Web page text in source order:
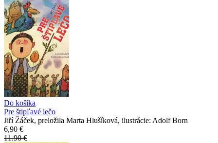
Do košíka
Pre štipľavé lečo
Jiří Žáček, preložila Marta Hlušíková, ilustrácie: Adolf Born
6,90 €
11.90 €